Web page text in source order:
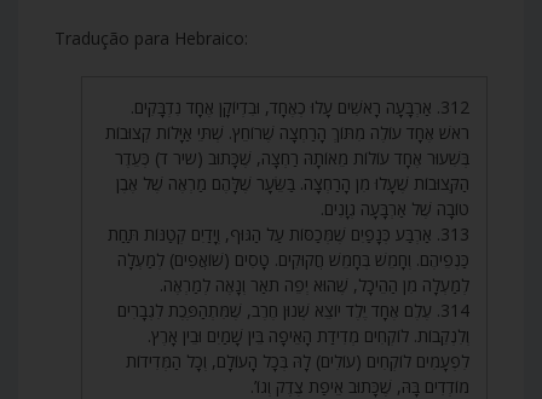
Tradução para Hebraico:
312. אַרְבָּעָה רָאשִׁים עָלוּ כְאֶחָד, וּבִדְיוֹקָן אֶחָד נִדְבָּקִים.
רֹאשׁ אֶחָד עוֹלֶה מִתּוֹךְ הָרַחְצָה שֶׁרוֹחֵץ. שְׁתֵּי אַיָּלוֹת קְצוּבוֹת
בְּשִׁעוּר אֶחָד עוֹלוֹת מֵאוֹתָהּ רַחְצָה, שֶׁכָּתוּב (שיר ד) כְּעֵדֶר
הַקְּצוּבוֹת שֶׁעָלוּ מִן הָרַחְצָה. בַּשֵּׂעָר שֶׁלָּהֶם מַרְאֶה שֶׁל אֶבֶן
טוֹבָה שֶׁל אַרְבָּעָה גְוָנִים.
313. אַרְבַּע כְּנָפַיִם שֶׁמְּכַסּוֹת עַל הַגּוּף, וְיָדַיִם קְטַנּוֹת תַּחַת
כַּנְפֵיהֶם. וְחָמֵשׁ בְּחָמֵשׁ חֲקוּקִים. טָסִים (שׁוֹאֲפִים) לְמַעְלָה
לְמַעְלָה מִן הַהֵיכָל, שֶׁהוּא יְפֵה תֹאַר וְנָאֶה לְמַרְאֶה.
314. עֶלֶם אֶחָד יֶלֶד יוֹצֵא שְׁנוּן חֶרֶב, שֶׁמִּתְהַפֶּכֶת לִגְבָרִים
וְלִנְקֵבוֹת. לוֹקְחִים מְדִידַת הָאֵיפָה בֵּין שָׁמַיִם וּבֵין אָרֶץ.
לִפְעָמִים לוֹקְחִים (עוֹלִים) לָהּ בְּכָל הָעוֹלָם, וְכָל הַמְּדִידוֹת
מוֹדְדִים בָּהּ, שֶׁכָּתוּב אֵיפַת צֶדֶק וְגוֹ’.